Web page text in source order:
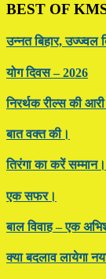
BEST OF
उन्नत बिहार, उज्ज्वल
योग दिवस – 2026
निरर्थक रील्स की आरी
बात वक्त की।
तिरंगा का करें सम्मान।
एक सफर।
बाल विवाह – एक
क्या बदलाव लायेगा